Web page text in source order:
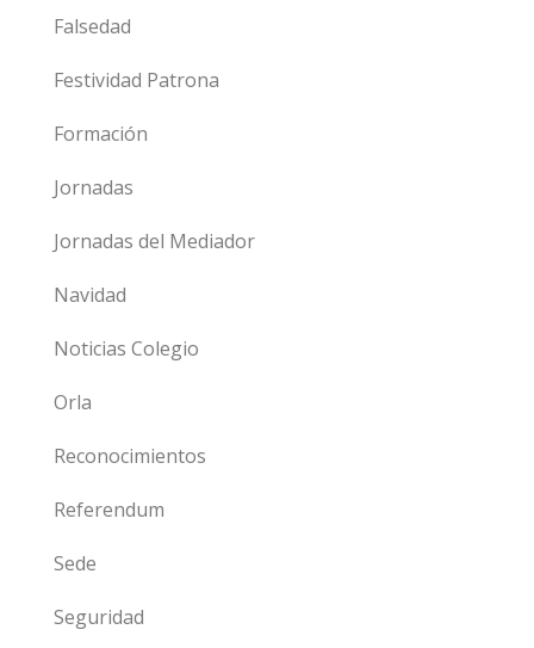
Falsedad
Festividad Patrona
Formación
Jornadas
Jornadas del Mediador
Navidad
Noticias Colegio
Orla
Reconocimientos
Referendum
Sede
Seguridad